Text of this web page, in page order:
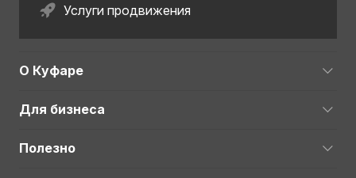
Услуги продвижения
О Куфаре
Для бизнеса
Полезно